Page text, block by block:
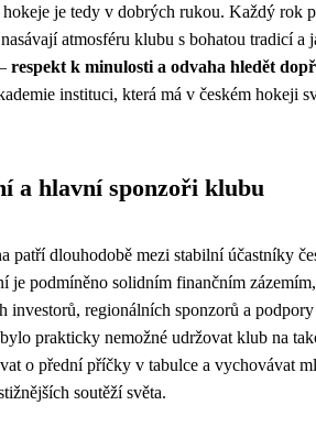
je tedy v dobrých rukou. Každý rok
atmosféru klubu s bohatou tradicí a
respekt k minulosti a odvaha hledět
instituci, která má v českém hokeji
a hlavní sponzoři klubu
patří dlouhodobě mezi stabilní účastníky
je podmíněno solidním finančním
investorů, regionálních sponzorů a podpory
prakticky nemožné udržovat klub na
o přední příčky v tabulce a vychovávat
soutěží světa.